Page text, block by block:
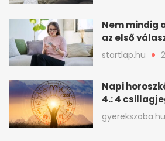
Nem mindig
az első
kezeljük a
startlap.hu
Napi
4.: 4
minden
gyerekszoba.hu